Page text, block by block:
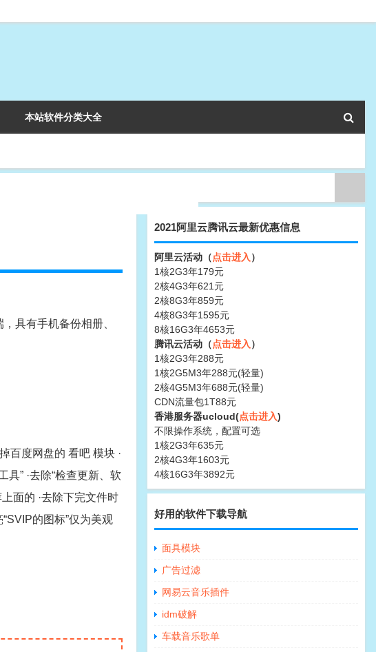
本站软件分类大全
具有手机备份相册、
百度网盘的 看吧 模块 ·
” ·去除“检查更新、软
面的 ·去除下完文件时
的图标”仅为美观
2021阿里云腾讯云最新优惠信息
阿里云活动（点击进入 ）
1核2G3年179元
2核4G3年621元
2核8G3年859元
4核8G3年1595元
8核16G3年4653元
腾讯云活动（点击进入 ）
1核2G3年288元
1核2G5M3年288元(轻量)
2核4G5M3年688元(轻量)
CDN流量包1T88元
香港服务器ucloud(点击进入)
不限操作系统，配置可选
1核2G3年635元
2核4G3年1603元
4核16G3年3892元
好用的软件下载导航
面具模块
广告过滤
网易云音乐插件
idm破解
车载音乐歌单